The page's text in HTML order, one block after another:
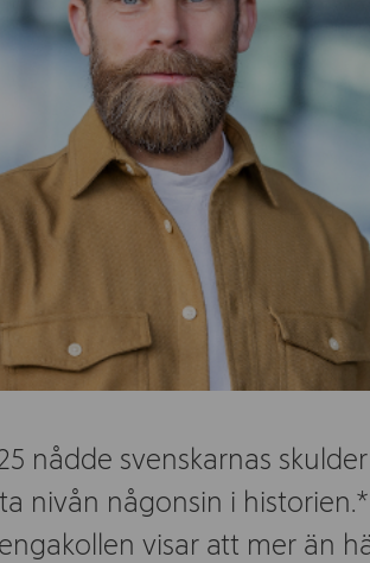
nådde svenskarnas
nivån någonsin i historien.*
visar att mer än